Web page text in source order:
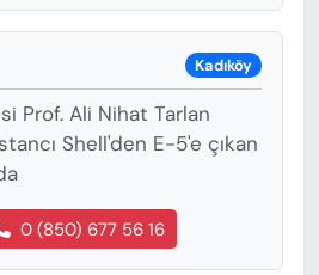
Kadıköy
Prof. Ali Nihat Tarlan
Shell'den E-5'e çıkan
0 (850) 677 56 16